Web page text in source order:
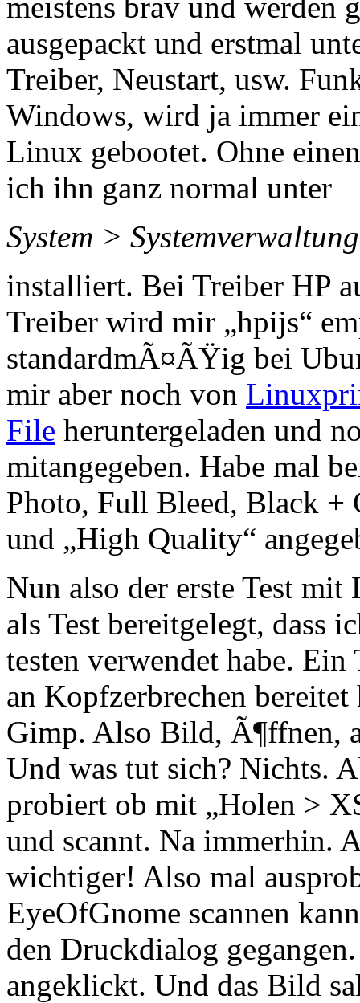
ausgepackt und erstmal
Treiber, Neustart, usw.
Windows, wird ja immer
Linux gebootet. Ohne
ich ihn ganz normal unter
System >
installiert. Bei Treiber HP
Treiber wird mir „hpijs“
standardmÃ¤ÃŸig bei
mir aber noch von
File heruntergeladen und
mitangegeben. Habe mal
Photo, Full Bleed, Black +
und „High Quality“
Nun also der erste Test
als Test bereitgelegt, dass
testen verwendet habe.
an Kopfzerbrechen
Gimp. Also Bild, Ã¶ffnen,
Und was tut sich? Nichts.
probiert ob mit „Holen >
und scannt. Na immerhin.
wichtiger! Also mal
EyeOfGnome scannen
den Druckdialog
angeklickt. Und das Bild